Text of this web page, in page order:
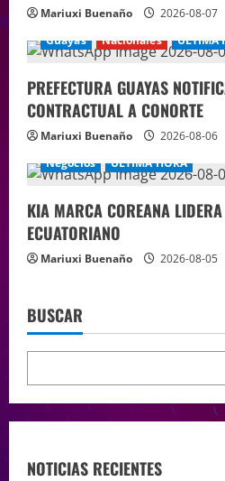
Mariuxi Buenaño
2026-08-07
Guayas
Nacionales ÚLTIMA
PREFECTURA GUAYAS
CONTRACTUAL A CONORTE
Mariuxi Buenaño
2026-08-06
Negocios
ÚLTIMA HORA
KIA MARCA COREANA
ECUATORIANO
Mariuxi Buenaño 2026-08-05
BUSCAR
NOTICIAS RECIENTES